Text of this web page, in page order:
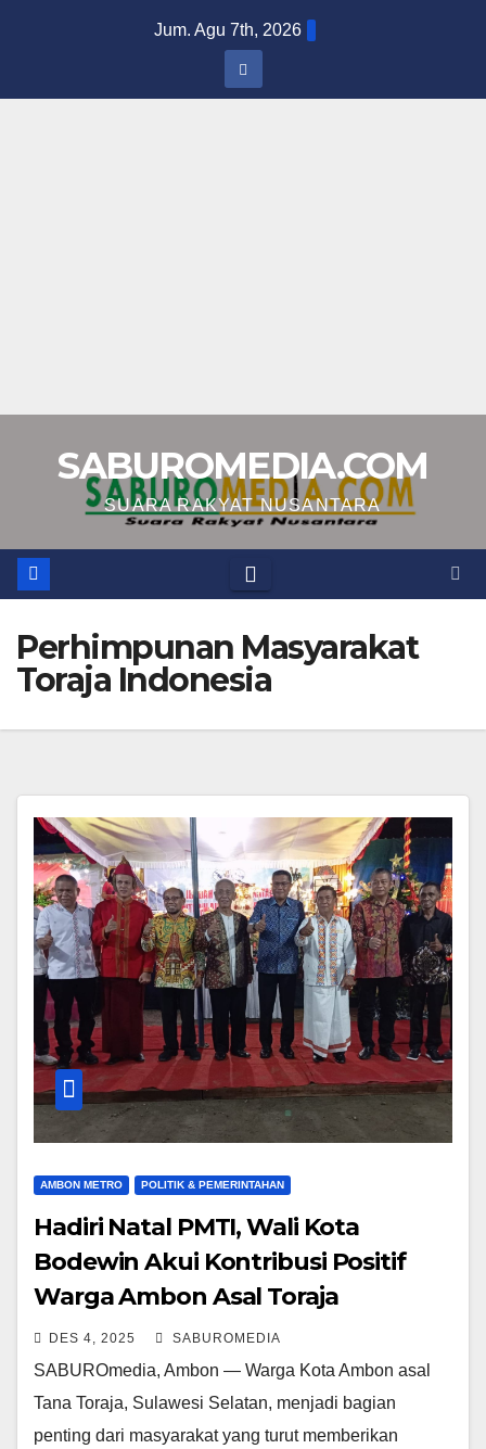
Jum. Agu 7th, 2026
SABUROMEDIA.COM
SUARA RAKYAT NUSANTARA
Perhimpunan Masyarakat
Toraja Indonesia
AMBON METRO POLITIK & PEMERINTAHAN
Hadiri Natal PMTI, Wali Kota
Bodewin Akui Kontribusi Positif
Warga Ambon Asal Toraja
DES 4, 2025 SABUROMEDIA
SABUROmedia, Ambon — Warga Kota Ambon asal
Tana Toraja, Sulawesi Selatan, menjadi bagian
penting dari masyarakat yang turut memberikan